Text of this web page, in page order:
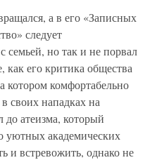
а в его «Записных
следует
но так и не порвал
как его критика общества
котором комфортабельно
своих нападках на
атеизма, который
уютных академических
и встревожить, однако не